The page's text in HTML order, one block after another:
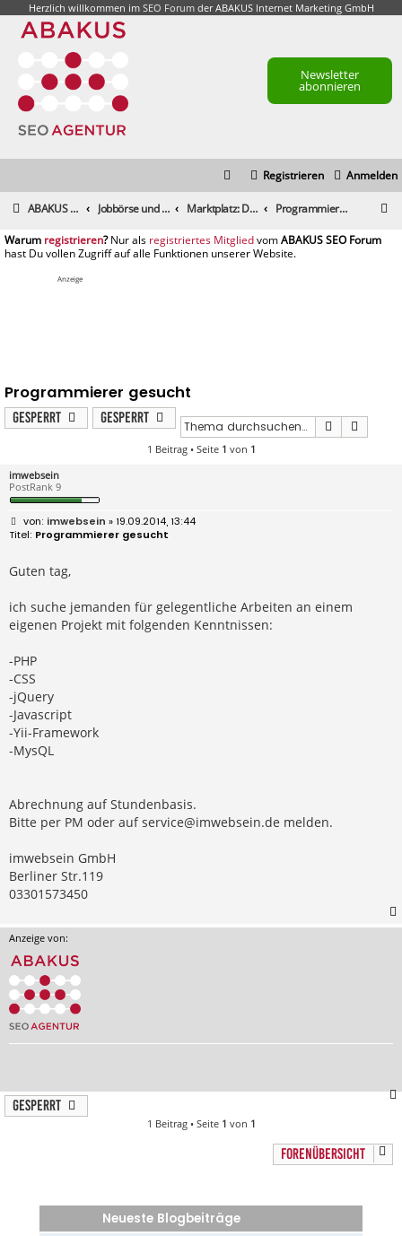
Herzlich willkommen im SEO Forumder ABAKUS Internet Marketing GmbH
Newsletter
abonnieren
Anmelden
Registrieren
ABAKUS Foren-Übersicht Jobbörse und Marktplatz Marktplatz: Dienstleistungen Programmierer gesucht
registrieren registriertes Mitglied
Anzeige
Programmierer gesucht
Gesperrt Gesperrt Suche
1 Beitrag • Seite 1 von 1
imwebsein
PostRank 9
B
e
i
r
a
imwebsein » 19.09.2014, 13:44
Programmierer gesucht
Guten tag,
ich suche jemanden für gelegentliche Arbeiten an einem
eigenen Projekt mit folgenden Kenntnissen:
-PHP
-CSS
-jQuery
-Javascript
-Yii-Framework
-MysQL
Abrechnung auf Stundenbasis.
Bitte per PM oder aufservice@imwebsein.de melden.
imwebsein GmbH
Berliner Str.119
03301573450
Anzeige von:
Gesperrt
1 Beitrag • Seite 1 von 1
FORENÜBERSICHT
Neueste Blogbeiträge